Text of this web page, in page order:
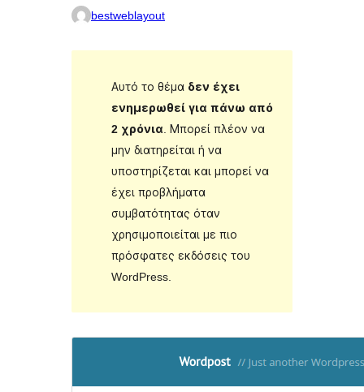
bestweblayout
Αυτό το θέμα δεν έχει
ενημερωθεί για πάνω από
2 χρόνια . Μπορεί πλέον να
μην διατηρείται ή να
υποστηρίζεται και μπορεί να
έχει προβλήματα
συμβατότητας όταν
χρησιμοποιείται με πιο
πρόσφατες εκδόσεις του
WordPress.